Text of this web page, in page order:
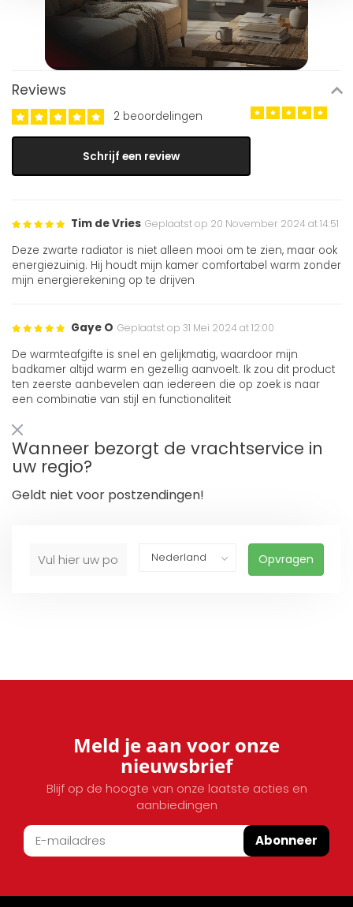
Reviews
2 beoordelingen
Schrijf een review
Tim de Vries Geplaatst op 20 November 2024 at 14:51
Deze zwarte radiator is niet alleen mooi om te zien, maar ook
energiezuinig. Hij houdt mijn kamer comfortabel warm zonder
mijn energierekening op te drijven
Gaye O Geplaatst op 31 Mei 2024 at 12:00
De warmteafgifte is snel en gelijkmatig, waardoor mijn
badkamer altijd warm en gezellig aanvoelt. Ik zou dit product
ten zeerste aanbevelen aan iedereen die op zoek is naar
een combinatie van stijl en functionaliteit
Wanneer bezorgt de vrachtservice in
uw regio?
Geldt niet voor postzendingen!
Opvragen
Meld je aan voor onze
nieuwsbrief
Blijf op de hoogte van onze laatste acties en
aanbiedingen
Abonneer